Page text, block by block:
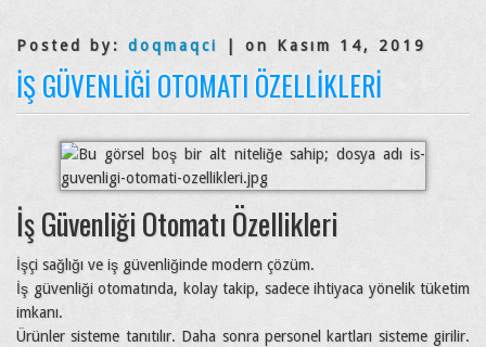
Posted by: doqmaqci | on Kasım 14, 2019
İŞ GÜVENLIĞI OTOMATI ÖZELLIKLERI
İş Güvenliği Otomatı Özellikleri
İşçi sağlığı ve iş güvenliğinde modern çözüm.
İş güvenliği otomatında, kolay takip, sadece ihtiyaca yönelik tüketim
imkanı.
Ürünler sisteme tanıtılır. Daha sonra personel kartları sisteme girilir.